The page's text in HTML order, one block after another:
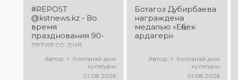
большого
вокального
состязания!
Приходите
поддержать
исполнителей!
#REPOST
@kstnews.kz - Во
время
празднования 90-
летия со дня
Костанайской
области подвели
Автор: г. Костанай дом
культуры
01.08.2026
Ботагоз Дубирбаева
награждена
медалью «Еңбек
ардагері»
Автор: г. Костанай дом
культуры
01.08.2026